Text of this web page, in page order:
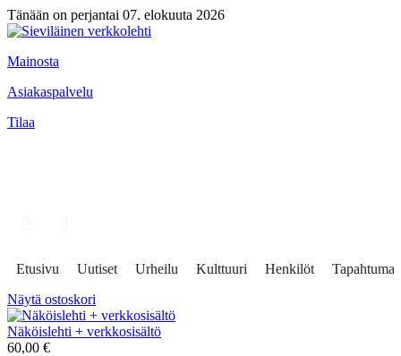
Tänään on perjantai 07. elokuuta 2026
Mainosta
Asiakaspalvelu
Tilaa
Etusivu Uutiset Urheilu Kulttuuri Henkilöt
Tapahtumat
Näytä ostoskori
Näköislehti + verkkosisältö
60,00 €